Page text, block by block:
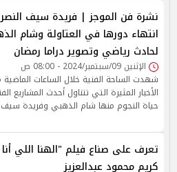
نشرة فن الموجز | فريدة سيف
انتهاء دورها في العتاولة وشام
لحادث رياضي وتصوير دراما رمضان
الإثنين 09/سبتمبر/2024 - 08:00 ص
شهدت الساحة الفنية خلال الساعات
الأخبار المثيرة التي تتناول أحدث المشاريع
حياة النجوم منها شام الذهبي وفريدة سيف
تعرف على صناع فيلم "الهنا اللي
كريم محمود عبدالعزيز